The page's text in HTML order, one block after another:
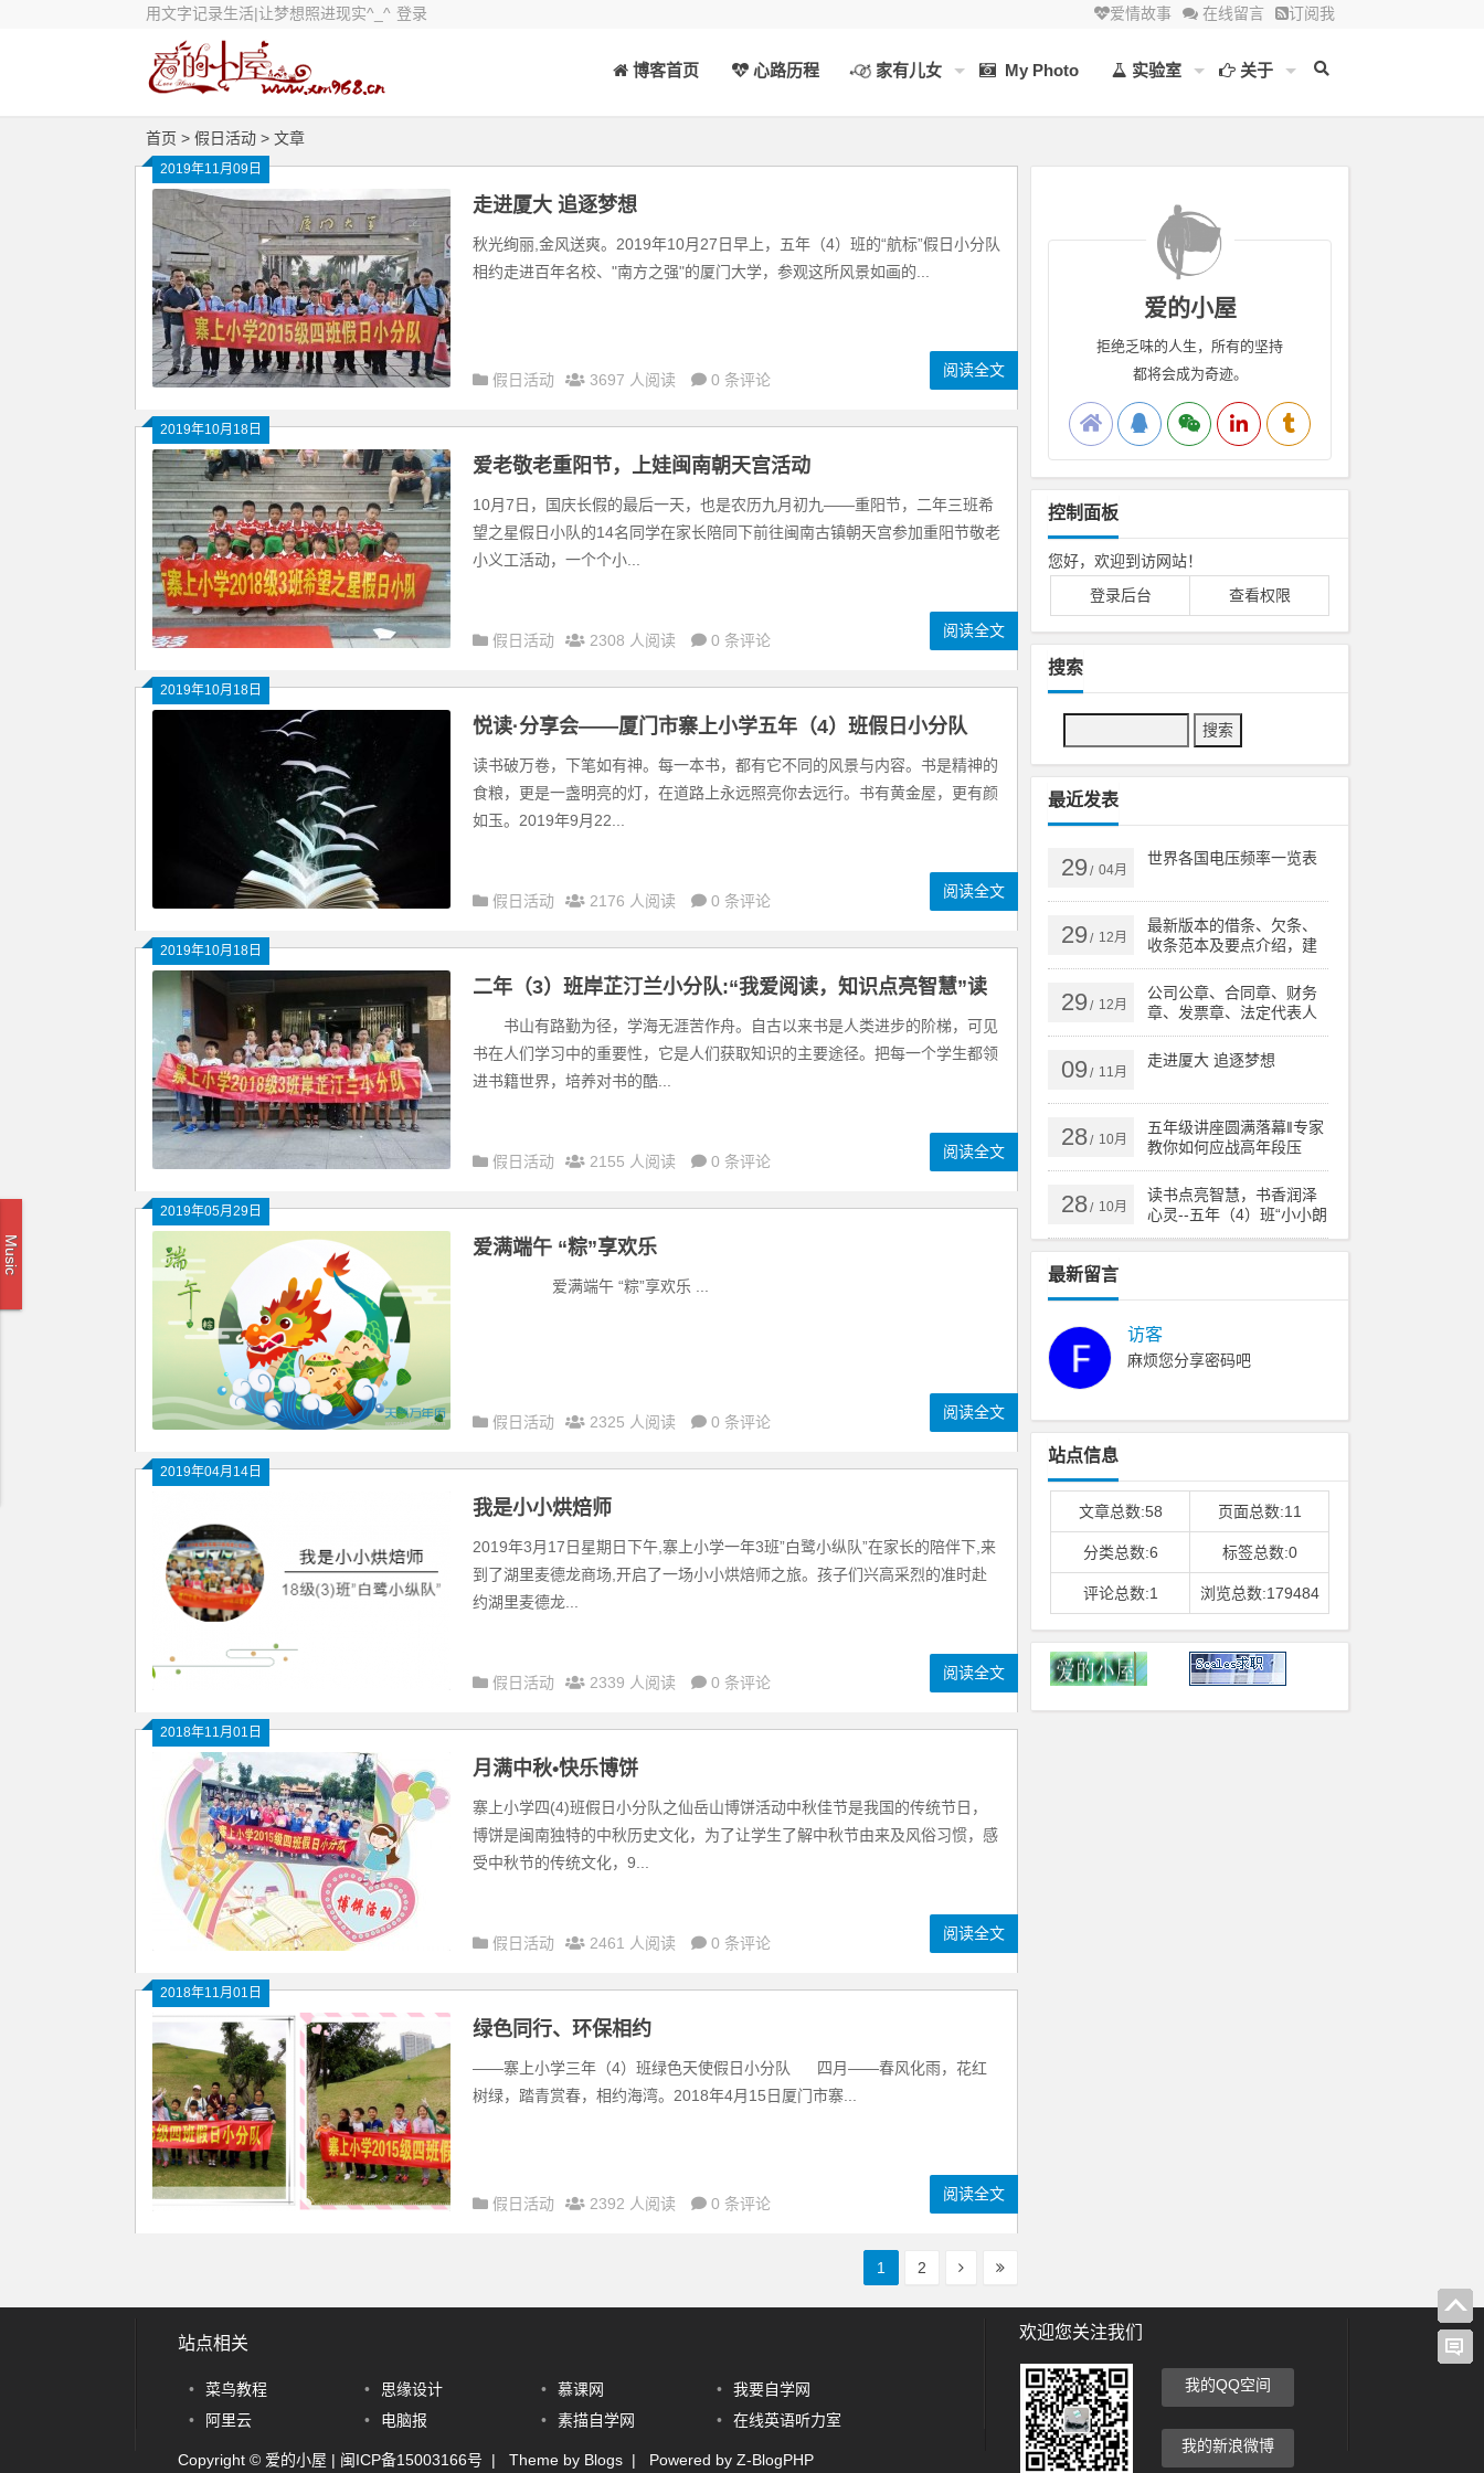
用文字记录生活|让梦想照进现实^_^ 登录 爱情故事 在线留言 订阅我
博客首页 心路历程 家有儿女 My Photo 实验室 关于
首页 > 假日活动 > 文章
2019年11月09日
走进厦大 追逐梦想
秋光绚丽,金风送爽。2019年10月27日早上，五年（4）班的“航标”假日小分队
相约走进百年名校、"南方之强"的厦门大学，参观这所风景如画的...
假日活动 3697 人阅读 0 条评论
阅读全文
2019年10月18日
爱老敬老重阳节，上娃闽南朝天宫活动
10月7日，国庆长假的最后一天，也是农历九月初九——重阳节，二年三班希
望之星假日小队的14名同学在家长陪同下前往闽南古镇朝天宫参加重阳节敬老
小义工活动，一个个小...
假日活动 2308 人阅读 0 条评论
阅读全文
2019年10月18日
悦读·分享会——厦门市寨上小学五年（4）班假日小分队
读书破万卷，下笔如有神。每一本书，都有它不同的风景与内容。书是精神的
食粮，更是一盏明亮的灯，在道路上永远照亮你去远行。书有黄金屋，更有颜
如玉。2019年9月22...
假日活动 2176 人阅读 0 条评论
阅读全文
2019年10月18日
二年（3）班岸芷汀兰小分队:“我爱阅读，知识点亮智慧”读
书沙龙活动
书山有路勤为径，学海无涯苦作舟。自古以来书是人类进步的阶梯，可见
书在人们学习中的重要性，它是人们获取知识的主要途径。把每一个学生都领
进书籍世界，培养对书的酷...
假日活动 2155 人阅读 0 条评论
阅读全文
2019年05月29日
爱满端午 “粽”享欢乐
爱满端午 “粽”享欢乐 ...
假日活动 2325 人阅读 0 条评论
阅读全文
2019年04月14日
我是小小烘焙师
2019年3月17日星期日下午,寨上小学一年3班”白鹭小纵队”在家长的陪伴下,来
到了湖里麦德龙商场,开启了一场小小烘焙师之旅。孩子们兴高采烈的准时赴
约湖里麦德龙...
假日活动 2339 人阅读 0 条评论
阅读全文
2018年11月01日
月满中秋•快乐博饼
寨上小学四(4)班假日小分队之仙岳山博饼活动中秋佳节是我国的传统节日，
博饼是闽南独特的中秋历史文化，为了让学生了解中秋节由来及风俗习惯，感
受中秋节的传统文化，9...
假日活动 2461 人阅读 0 条评论
阅读全文
2018年11月01日
绿色同行、环保相约
——寨上小学三年（4）班绿色天使假日小分队 四月——春风化雨，花红
树绿，踏青赏春，相约海湾。2018年4月15日厦门市寨...
假日活动 2392 人阅读 0 条评论
阅读全文
1 2
爱的小屋
拒绝乏味的人生，所有的坚持
都将会成为奇迹。
控制面板
您好，欢迎到访网站！
登录后台
查看权限
搜索
最近发表
29/ 04月
世界各国电压频率一览表
29/ 12月
最新版本的借条、欠条、
收条范本及要点介绍，建
议收藏
29/ 12月
公司公章、合同章、财务
章、发票章、法定代表人
印章有什么区别？
09/ 11月
走进厦大 追逐梦想
28/ 10月
五年级讲座圆满落幕‖专家
教你如何应战高年段压
力！
28/ 10月
读书点亮智慧，书香润泽
心灵--五年（4）班“小小朗
读者”活动
最新留言
访客
麻烦您分享密码吧
站点信息
文章总数:58 页面总数:11
分类总数:6 标签总数:0
评论总数:1 浏览总数:179484
站点相关
• 菜鸟教程 • 思缘设计 • 慕课网 •
我要自学网
•
阿里云 • 电脑报 • 素描自学网 • 在线英语听力室
Copyright © 爱的小屋 | 闽ICP备15003166号 | Theme by Blogs | Powered by Z-BlogPHP
欢迎您关注我们
我的QQ空间
我的新浪微博
Music